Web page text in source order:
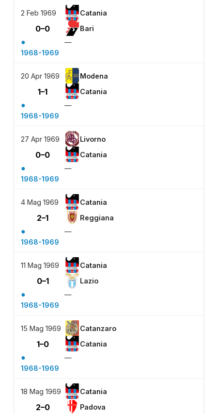
2 Feb 1969 Catania
0–0 Bari
●
—
1968-1969
20 Apr 1969 Modena
1–1 Catania
●
—
1968-1969
27 Apr 1969 Livorno
0–0 Catania
●
—
1968-1969
4 Mag 1969 Catania
2–1 Reggiana
●
—
1968-1969
11 Mag 1969 Catania
0–1 Lazio
●
—
1968-1969
15 Mag 1969 Catanzaro
1–0 Catania
●
—
1968-1969
18 Mag 1969 Catania
2–0 Padova